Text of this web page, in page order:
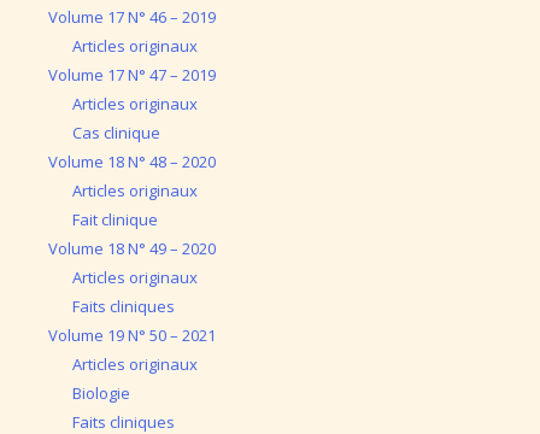
Volume 17 N° 46 – 2019
Articles originaux
Volume 17 N° 47 – 2019
Articles originaux
Cas clinique
Volume 18 N° 48 – 2020
Articles originaux
Fait clinique
Volume 18 N° 49 – 2020
Articles originaux
Faits cliniques
Volume 19 N° 50 – 2021
Articles originaux
Biologie
Faits cliniques